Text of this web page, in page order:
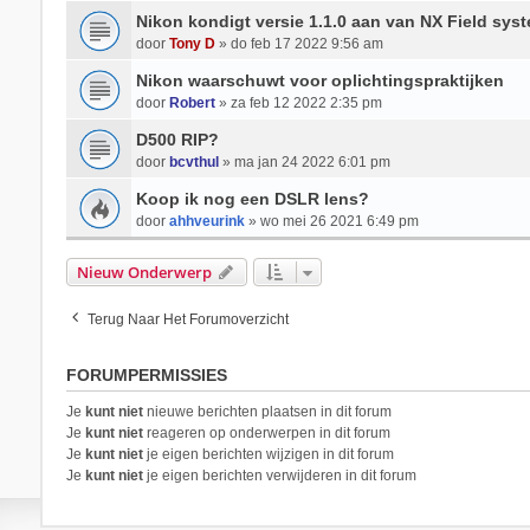
Nikon kondigt versie 1.1.0 aan van NX Field
door Tony D» do feb 17 2022 9:56 am
Nikon waarschuwt voor oplichtingspraktijken
door Robert» za feb 12 2022 2:35 pm
D500 RIP?
door bcvthul » ma jan 24 2022 6:01 pm
Koop ik nog een DSLR lens?
door ahhveurink» wo mei 26 2021 6:49 pm
Nieuw Onderwerp
Terug Naar Het Forumoverzicht
FORUMPERMISSIES
Je kunt nietnieuwe berichten plaatsen in dit forum
Je kunt nietreageren op onderwerpen in dit forum
Je kunt nietje eigen berichten wijzigen in dit forum
Je kunt nietje eigen berichten verwijderen in dit forum